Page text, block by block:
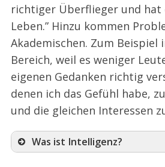
richtiger Überflieger und hat
Leben.” Hinzu kommen
Akademischen. Zum Beispiel
Bereich, weil es weniger
eigenen Gedanken richtig
denen ich das Gefühl habe,
und die gleichen Interessen
Was ist Intelligenz?
e
a
c
h
f
r
: